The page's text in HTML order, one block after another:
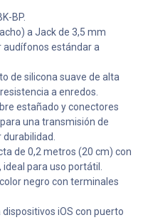
BP.
a Jack de 3,5 mm
estándar a
de silicona suave de alta
a enredos.
estañado y conectores
una transmisión de
de 0,2 metros (20 cm) con
para uso portátil.
negro con terminales
dispositivos iOS con puerto